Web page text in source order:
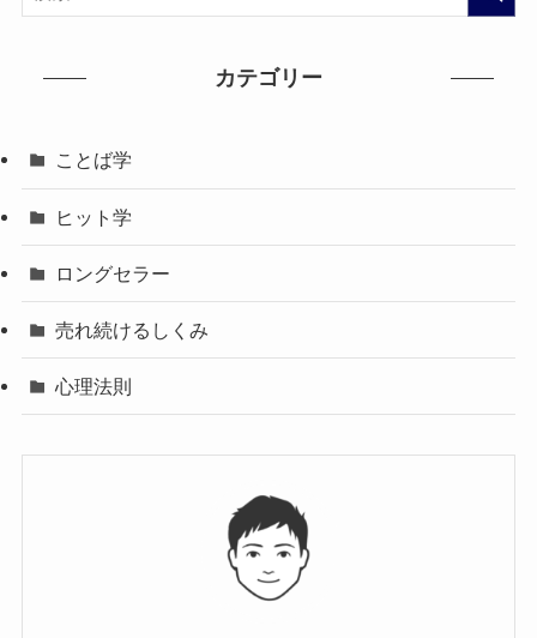
カテゴリー
ことば学
ヒット学
ロングセラー
売れ続けるしくみ
心理法則